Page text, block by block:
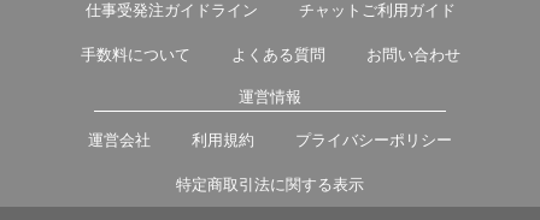
仕事受発注ガイドライン チャットご利用ガイド
手数料について よくある質問 お問い合わせ
運営情報
運営会社 利用規約 プライバシーポリシー
特定商取引法に関する表示